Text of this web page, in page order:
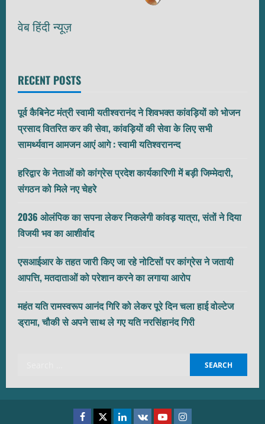
वेब हिंदी न्यूज़
RECENT POSTS
पूर्व कैबिनेट मंत्री स्वामी यतीश्वरानंद ने शिवभक्त कांवड़ियों को भोजन
प्रसाद वितरित कर की सेवा, कांवड़ियों की सेवा के लिए सभी
सामर्थ्यवान आमजन आएं आगे : स्वामी यतिश्वरानन्द
हरिद्वार के नेताओं को कांग्रेस प्रदेश कार्यकारिणी में बड़ी जिम्मेदारी,
संगठन को मिले नए चेहरे
2036 ओलंपिक का सपना लेकर निकलेगी कांवड़ यात्रा, संतों ने दिया
विजयी भव का आशीर्वाद
एसआईआर के तहत जारी किए जा रहे नोटिसों पर कांग्रेस ने जतायी
आपत्ति, मतदाताओं को परेशान करने का लगाया आरोप
महंत यति रामस्वरूप आनंद गिरि को लेकर पूरे दिन चला हाई वोल्टेज
ड्रामा, चौकी से अपने साथ ले गए यति नरसिंहानंद गिरी
Facebook
TwitterLinkedin
VK YoutubeInstagram